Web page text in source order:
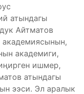
атындагы
Айтматов
академиги,
ишмер,
атындагы
ээси. Эл аралык